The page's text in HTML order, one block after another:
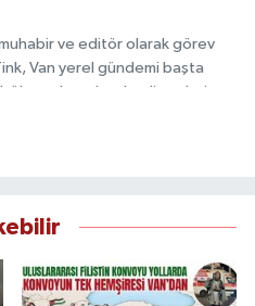
ve editör olarak görev
Van yerel gündemi başta
bölgesel ve ulusal gelişmeleri
Tink, sahadan edindiği bilgilerle
ve etik ilkeler